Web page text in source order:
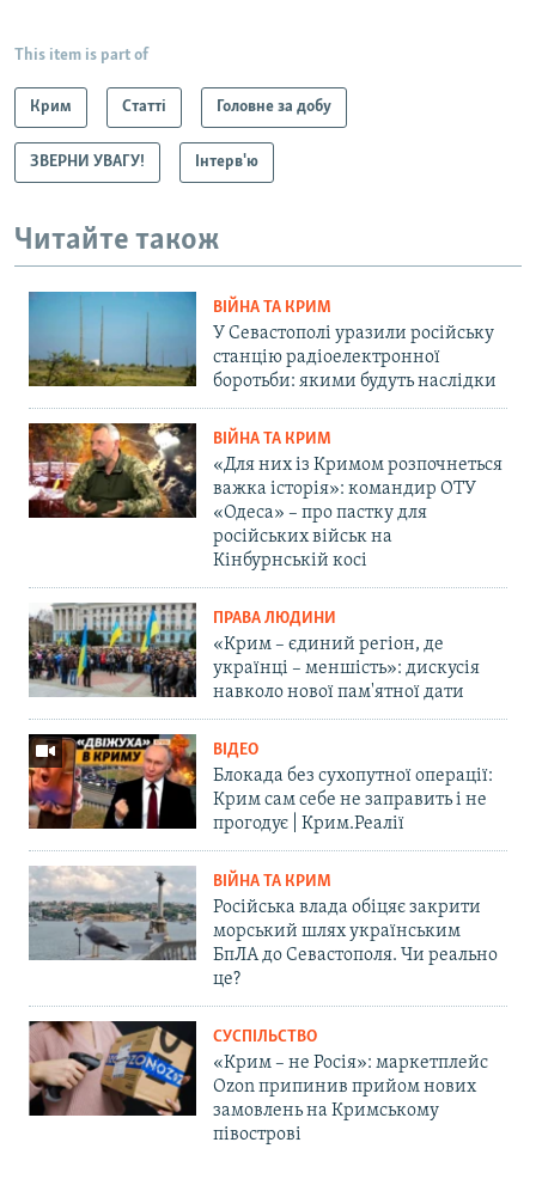
This item is part of
Крим Статті Головне за добу
ЗВЕРНИ УВАГУ! Інтерв'ю
Читайте також
ВІЙНА ТА КРИМ
У Севастополі уразили російську
станцію радіоелектронної
боротьби: якими будуть наслідки
ВІЙНА ТА КРИМ
«Для них із Кримом розпочнеться
важка історія»: командир ОТУ
«Одеса» – про пастку для
російських військ на
Кінбурнській косі
ПРАВА ЛЮДИНИ
«Крим – єдиний регіон, де
українці – меншість»: дискусія
навколо нової пам'ятної дати
ВІДЕО
Блокада без сухопутної операції:
Крим сам себе не заправить і не
прогодує | Крим.Реалії
ВІЙНА ТА КРИМ
Російська влада обіцяє закрити
морський шлях українським
БпЛА до Севастополя. Чи реально
це?
СУСПІЛЬСТВО
«Крим – не Росія»: маркетплейс
Ozon припинив прийом нових
замовлень на Кримському
півострові